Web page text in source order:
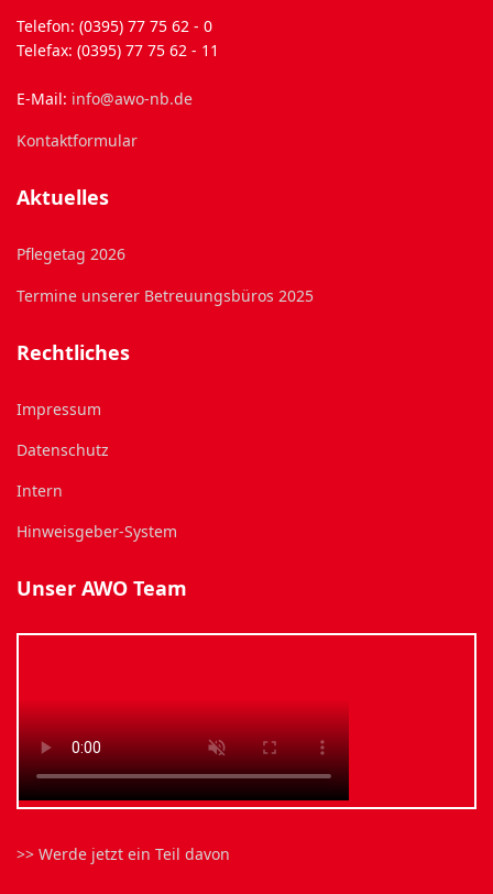
Telefon: (0395) 77 75 62 - 0
Telefax: (0395) 77 75 62 - 11
E-Mail: info@awo-nb.de
Kontaktformular
Aktuelles
Pflegetag 2026
Termine unserer Betreuungsbüros 2025
Rechtliches
Impressum
Datenschutz
Intern
Hinweisgeber-System
Unser AWO Team
>> Werde jetzt ein Teil davon